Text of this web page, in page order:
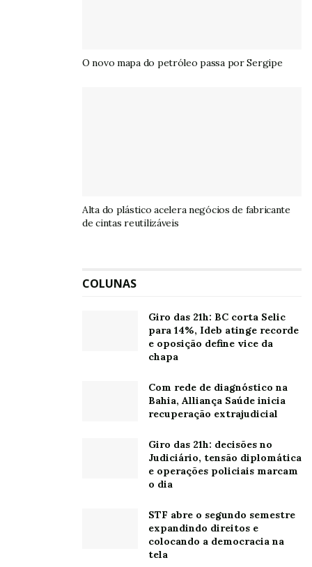
O novo mapa do petróleo passa por Sergipe
Alta do plástico acelera negócios de fabricante
de cintas reutilizáveis
COLUNAS
Giro das 21h: BC corta Selic
para 14%, Ideb atinge recorde
e oposição define vice da
chapa
Com rede de diagnóstico na
Bahia, Alliança Saúde inicia
recuperação extrajudicial
Giro das 21h: decisões no
Judiciário, tensão diplomática
e operações policiais marcam
o dia
STF abre o segundo semestre
expandindo direitos e
colocando a democracia na
tela